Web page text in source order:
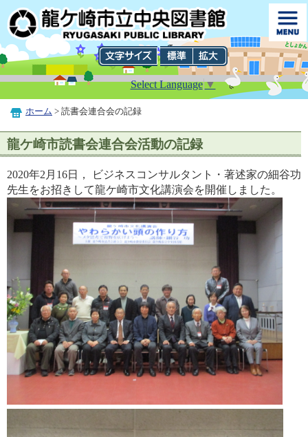
Select Language▼
ホーム > 読書会連合会の記録
龍ケ崎市読書会連合会活動の記録
2020年2月16日， ビジネスコンサルタント・著述家の細谷功
先生をお招きして龍ケ崎市文化講演会を開催しました。